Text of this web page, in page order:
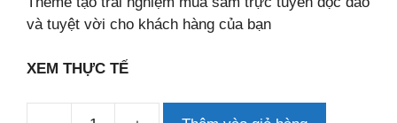
và tuyệt vời cho khách hàng của bạn
XEM THỰC TẾ